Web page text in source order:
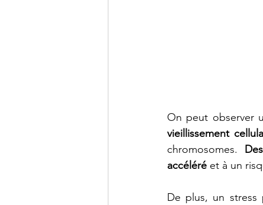
On peut observer
vieillissement
chromosomes.
accéléré et à un
De plus, un stress